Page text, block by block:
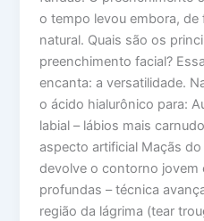
o tempo levou embora,
natural. Quais são os
preenchimento facial?
encanta: a versatilidade.
o ácido hialurônico para:
labial – lábios mais
aspecto artificial Maçãs
devolve o contorno jovem
profundas – técnica
região da lágrima (tear